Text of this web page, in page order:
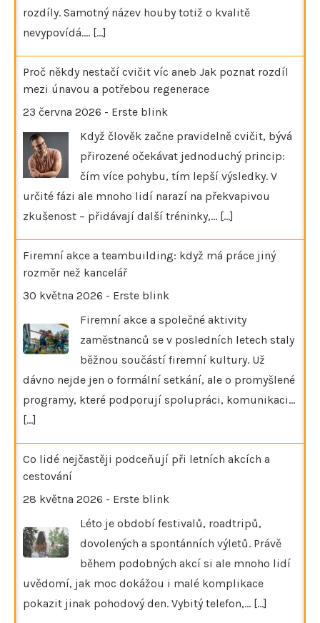
rozdíly. Samotný název houby totiž o kvalitě
nevypovídá.… [...]
Proč někdy nestačí cvičit víc aneb Jak poznat rozdíl
mezi únavou a potřebou regenerace
23 června 2026 - Erste blink
Když člověk začne pravidelně cvičit, bývá
přirozené očekávat jednoduchý princip:
čím více pohybu, tím lepší výsledky. V
určité fázi ale mnoho lidí narazí na překvapivou
zkušenost – přidávají další tréninky,… [...]
Firemní akce a teambuilding: když má práce jiný
rozměr než kancelář
30 května 2026 - Erste blink
Firemní akce a společné aktivity
zaměstnanců se v posledních letech staly
běžnou součástí firemní kultury. Už
dávno nejde jen o formální setkání, ale o promyšlené
programy, které podporují spolupráci, komunikaci…
[...]
Co lidé nejčastěji podceňují při letních akcích a
cestování
28 května 2026 - Erste blink
Léto je období festivalů, roadtripů,
dovolených a spontánních výletů. Právě
během podobných akcí si ale mnoho lidí
uvědomí, jak moc dokážou i malé komplikace
pokazit jinak pohodový den. Vybitý telefon,… [...]